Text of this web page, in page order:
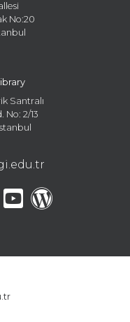
No:20
Santralı
No: 2/13